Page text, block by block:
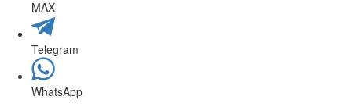
MAX
Telegram
WhatsApp